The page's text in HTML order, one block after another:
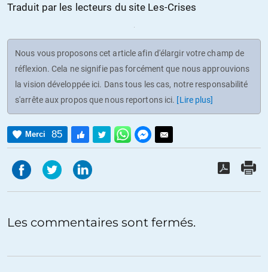
Traduit par les lecteurs du site Les-Crises
Nous vous proposons cet article afin d'élargir votre champ de
réflexion. Cela ne signifie pas forcément que nous approuvions
la vision développée ici. Dans tous les cas, notre responsabilité
s'arrête aux propos que nous reportons ici. [Lire plus]
Merci 85
Les commentaires sont fermés.